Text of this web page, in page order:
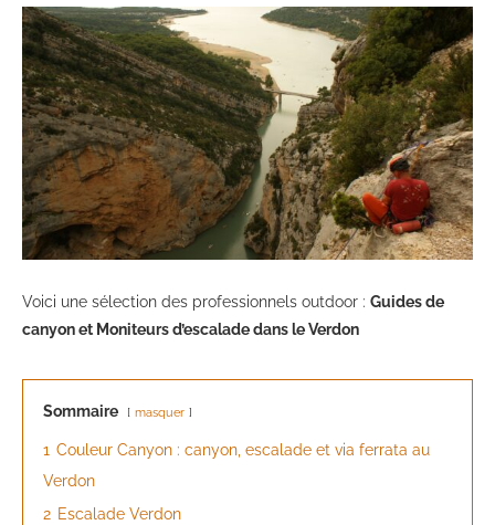
Voici une sélection des professionnels outdoor : Guides de
canyon et Moniteurs d’escalade dans le Verdon
Sommaire masquer
1 Couleur Canyon : canyon, escalade et via ferrata au
Verdon
2 Escalade Verdon